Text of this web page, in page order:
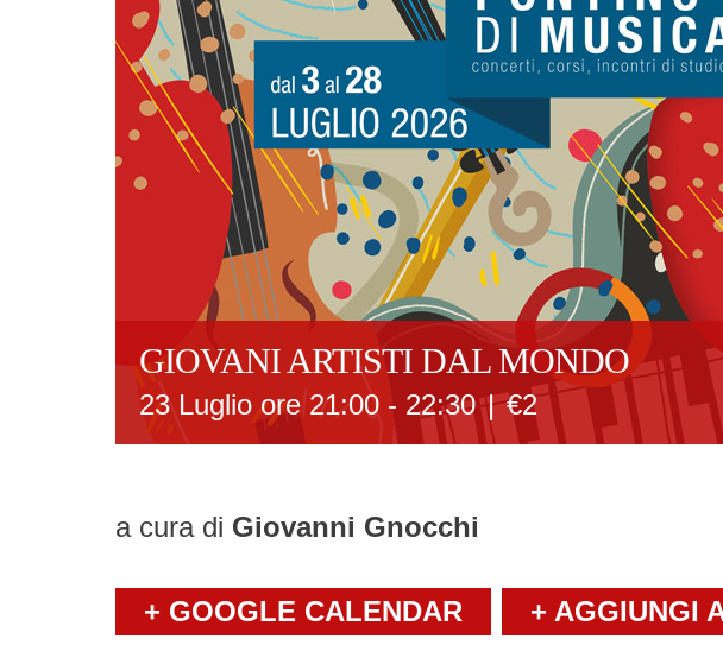
GIOVANI ARTISTI DAL MONDO
23 Luglio ore 21:00 - 22:30 | €2
a cura di Giovanni Gnocchi
+ GOOGLE CALENDAR + AGGIUNGI